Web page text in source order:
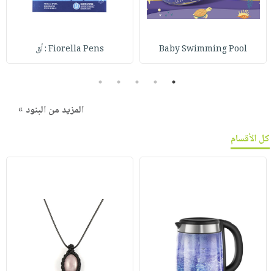
Baby Swimming Pool Fiorella Pens : أق
1
2
3
4
5
المزيد من البنود »
كل الأقسام